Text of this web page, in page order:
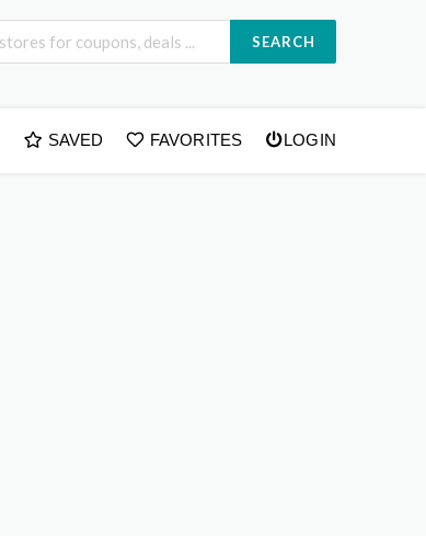
SEARCH
SAVED FAVORITES LOGIN